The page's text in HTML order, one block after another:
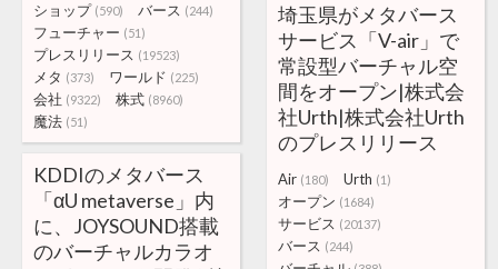
ショップ (590) バース (244)
フューチャー (51)
プレスリリース (19523)
メタ (373) ワールド (225)
会社 (9322) 株式 (8960)
魔法 (51)
埼玉県がメタバース
サービス「V-air」で
常設型バーチャル空
間をオープン|株式会
社Urth|株式会社Urth
のプレスリリース
Air (180) Urth (1)
オープン (1684)
サービス (20137)
バース (244)
KDDIのメタバース
「αU metaverse」内
に、JOYSOUND搭載
のバーチャルカラオ